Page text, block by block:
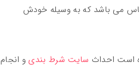
می باشد که به وسیله خودش
است احداث سایت شرط بندیو انجام